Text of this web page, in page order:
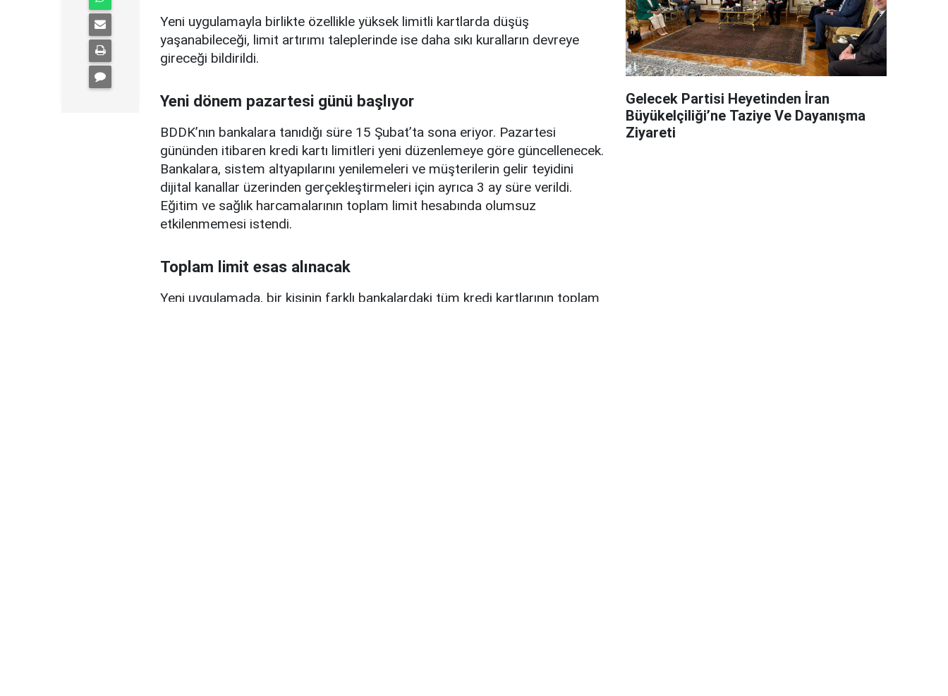
Yeni uygulamayla birlikte özellikle yüksek limitli kartlarda düşüş
yaşanabileceği, limit artırımı taleplerinde ise daha sıkı kuralların devreye
gireceği bildirildi.
Yeni dönem pazartesi günü başlıyor
BDDK’nın bankalara tanıdığı süre 15 Şubat’ta sona eriyor. Pazartesi
gününden itibaren kredi kartı limitleri yeni düzenlemeye göre güncellenecek.
Bankalara, sistem altyapılarını yenilemeleri ve müşterilerin gelir teyidini
dijital kanallar üzerinden gerçekleştirmeleri için ayrıca 3 ay süre verildi.
Eğitim ve sağlık harcamalarının toplam limit hesabında olumsuz
etkilenmemesi istendi.
Toplam limit esas alınacak
Yeni uygulamada, bir kişinin farklı bankalardaki tüm kredi kartlarının toplam
Gelecek Partisi Heyetinden İran
Büyükelçiliği’ne Taziye Ve Dayanışma
Ziyareti